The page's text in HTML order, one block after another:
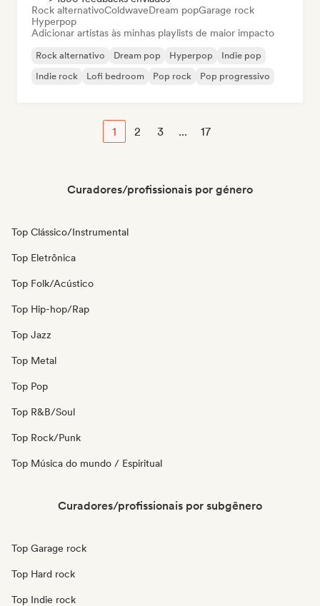
Rock alternativoColdwaveDream popGarage rock
Hyperpop
Adicionar artistas às minhas playlists de maior impacto
Rock alternativo Dream pop Hyperpop
Indie pop
Indie rock
Lofi bedroom Pop rock Pop progressivo
1 2 3 ... 17
Curadores/profissionais por género
Top Clássico/Instrumental
Top Eletrônica
Top Folk/Acústico
Top Hip-hop/Rap
Top Jazz
Top Metal
Top Pop
Top R&B/Soul
Top Rock/Punk
Top Música do mundo / Espiritual
Curadores/profissionais por subgênero
Top Garage rock
Top Hard rock
Top Indie rock